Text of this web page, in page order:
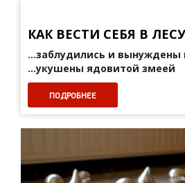
КАК ВЕСТИ СЕБЯ В ЛЕСУ
...заблудились и вынуждены
...укушены ядовитой змеей
ПОДРОБНЕЕ